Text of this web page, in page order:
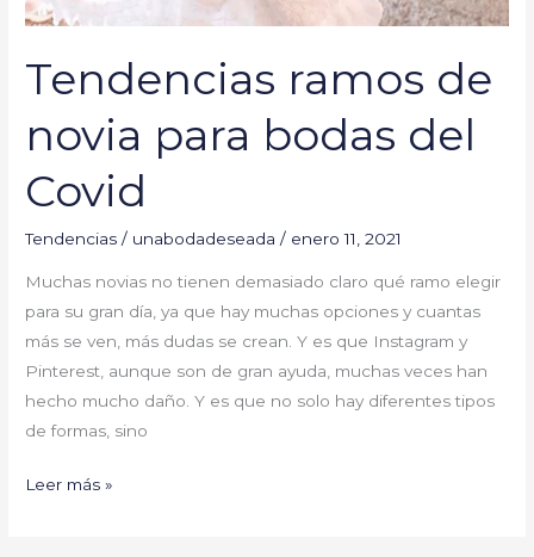
Tendencias ramos de
novia para bodas del
Covid
Tendencias / unabodadeseada/ enero 11, 2021
Muchas novias no tienen demasiado claro qué ramo elegir
para su gran día, ya que hay muchas opciones y cuantas
más se ven, más dudas se crean. Y es que Instagram y
Pinterest, aunque son de gran ayuda, muchas veces han
hecho mucho daño. Y es que no solo hay diferentes tipos
de formas, sino
Leer más »